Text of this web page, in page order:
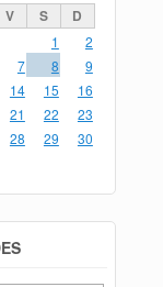
V S D
1
2
7 8
9
14 15
16
21 22
23
28 29
30